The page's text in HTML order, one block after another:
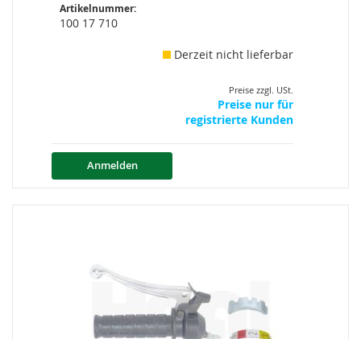
Artikelnummer:
100 17 710
Derzeit nicht lieferbar
Preise zzgl. USt.
Preise nur für
registrierte Kunden
Anmelden